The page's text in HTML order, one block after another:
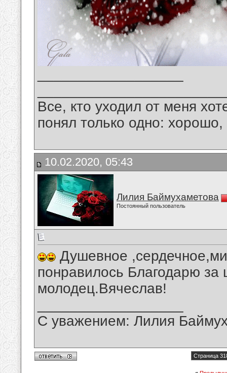
Все, кто уходил от меня
понял только одно:
10.02.2020, 05:43
Лилия Баймухаметова
Постоянный пользователь
Душевное
понравилось Благодарю
молодец.Вячеслав!
С уважением: Лилия
Страница